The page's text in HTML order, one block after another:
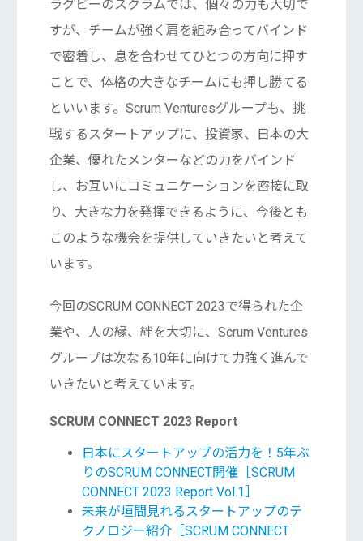
ラグビーのスクラムでは、個々の力も大切で
すが、チームが強く肩を組み合ってバインド
で密着し、息を合わせてひとつの方向に押す
ことで、体格の大きなチームにも押し勝てる
といいます。Scrum Venturesグループも、挑
戦するスタートアップに、投資家、日本の大
企業、優れたメンターなどの力をバインド
し、お互いにコミュニケーションを密接に取
り、大きな力を発揮できるように、今後とも
このような機会を提供していきたいと考えて
います。
今回のSCRUM CONNECT 2023で得られた企
業や、人の縁、絆を大切に、Scrum Ventures
グループは次なる10年に向けて力強く進んで
いきたいと考えています。
SCRUM CONNECT 2023 Report
日本にスタートアップの活力を！5年ぶ
りのSCRUM CONNECT開催［SCRUM
CONNECT 2023 Report Vol.1］
未来が垣間見れるスタートアップのテ
クノロジー紹介［SCRUM CONNECT